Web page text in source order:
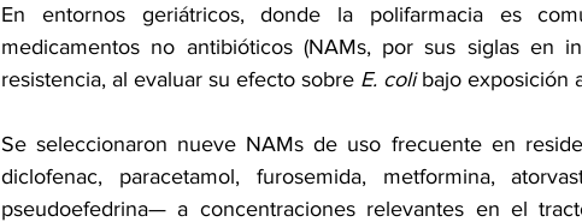
En entornos geriátricos, donde la polifarmacia es
medicamentos no antibióticos (NAMs, por sus siglas en
resistencia, al evaluar su efecto sobre E. coli bajo exposición
Se seleccionaron nueve NAMs de uso frecuente en
diclofenac, paracetamol, furosemida, metformina,
pseudoefedrina— a concentraciones relevantes en el